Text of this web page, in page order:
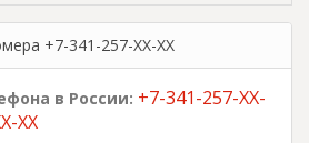
+7-341-257-XX-XX
в России: +7-341-257-XX-
XX